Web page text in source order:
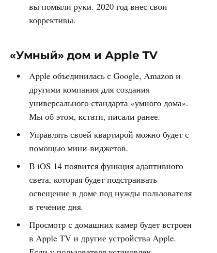
вы помыли руки. 2020 год внес свои
коррективы.
«Умный» дом и Apple TV
Apple объединилась с Google, Amazon и
другими компания для создания
универсального стандарта «умного дома».
Мы об этом, кстати, писали ранее.
Управлять своей квартирой можно будет с
помощью мини-виджетов.
В iOS 14 появится функция адаптивного
света, которая будет подстраивать
освещение в доме под нужды пользователя
в течение дня.
Просмотр с домашних камер будет встроен
в Apple TV и другие устройства Apple.